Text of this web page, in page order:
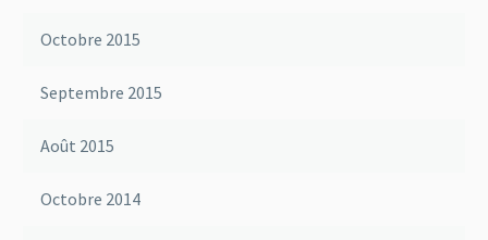
Octobre 2015
Septembre 2015
Août 2015
Octobre 2014